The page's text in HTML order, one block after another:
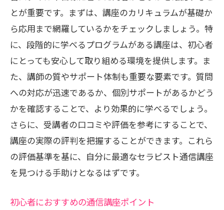
セラピスト通信講座の選び方と比較
効果的な学習環境を選ぶための視点
自分に合った通信講座を見つける方法
セラピスト通信講座の選択ポイント
個々のニーズに応じた講座選び
自分に最適なカリキュラムの見極め方
セラピスト通信講座の選び方の工夫
受講プランの選択肢を広げる方法
実践的な講座選びでスキルを向上
通信講座でセラピスト技術を学ぶ利点
セラピスト通信講座の学習メリット
とが重要です。まずは、講座のカリキュラムが基礎か
ら応用まで網羅しているかをチェックしましょう。特
に、段階的に学べるプログラムがある講座は、初心者
にとっても安心して取り組める環境を提供します。ま
た、講師の質やサポート体制も重要な要素です。質問
への対応が迅速であるか、個別サポートがあるかどう
かを確認することで、より効果的に学べるでしょう。
さらに、受講者の口コミや評価を参考にすることで、
講座の実際の評判を把握することができます。これら
の評価基準を基に、自分に最適なセラピスト通信講座
を見つける手助けとなるはずです。
初心者におすすめの通信講座ポイント